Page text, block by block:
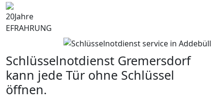
20Jahre
EFRAHRUNG
Schlüsselnotdienst Gremersdorf
kann jede Tür ohne Schlüssel
öffnen.